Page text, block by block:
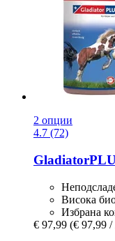
2 опции
4.7 (72)
Висока
Избрана
€ 97,99 (€ 97,99 /